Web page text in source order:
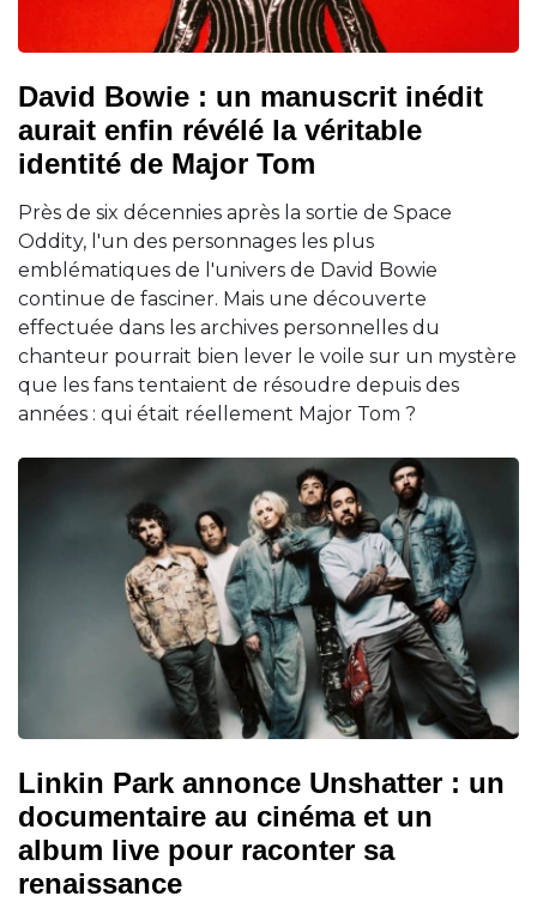
David Bowie : un manuscrit inédit
aurait enfin révélé la véritable
identité de Major Tom
Près de six décennies après la sortie de Space
Oddity, l'un des personnages les plus
emblématiques de l'univers de David Bowie
continue de fasciner. Mais une découverte
effectuée dans les archives personnelles du
chanteur pourrait bien lever le voile sur un mystère
que les fans tentaient de résoudre depuis des
années : qui était réellement Major Tom ?
Linkin Park annonce Unshatter : un
documentaire au cinéma et un
album live pour raconter sa
renaissance